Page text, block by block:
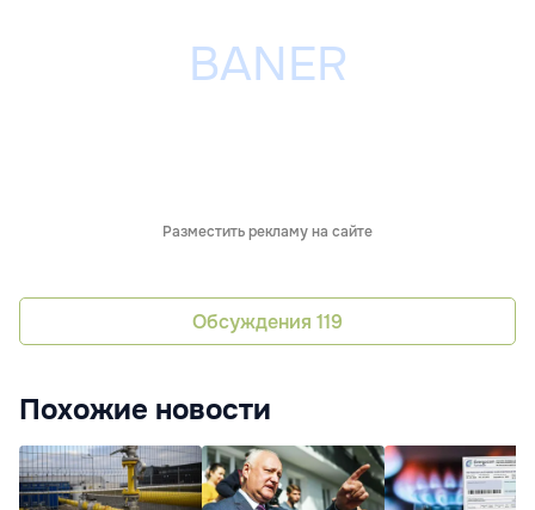
Разместить рекламу на сайте
Обсуждения 119
Похожие новости